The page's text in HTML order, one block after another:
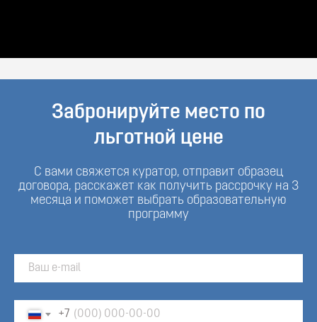
Забронируйте место по
льготной цене
С вами свяжется куратор, отправит образец
договора, расскажет как получить рассрочку на 3
месяца и поможет выбрать образовательную
программу
+7